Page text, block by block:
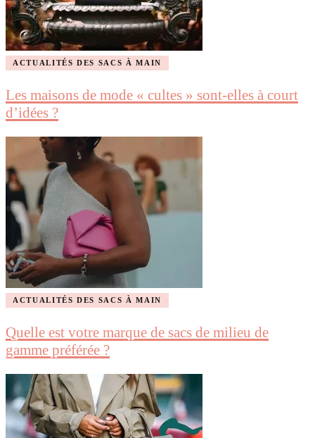
ACTUALITÉS DES SACS À MAIN
Les maisons de mode « cultes » sont-elles à court
d’idées ?
ACTUALITÉS DES SACS À MAIN
Quelle est votre marque de sacs de milieu de
gamme préférée ?